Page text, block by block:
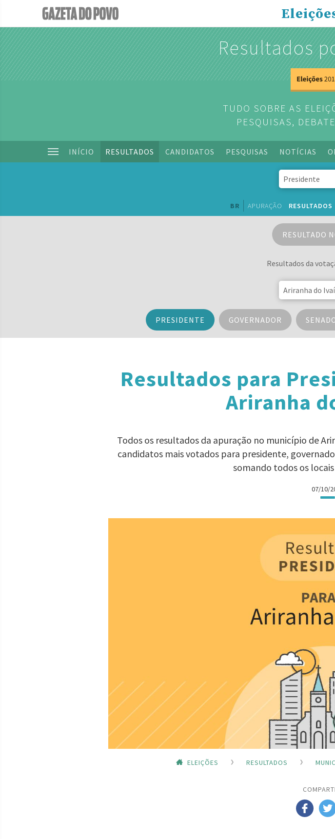
Resultados
TUDO SOBRE AS
PESQUISAS,
INÍCIO RESULTADOS CANDIDATOS PESQUISAS NOTÍCIAS
BR APURAÇÃO RESULTADOS
RESULTADO
Resultados da
PRESIDENTE GOVERNADOR
Resultados para
Ariranha
Todos os resultados da apuração no município de
candidatos mais votados para presidente,
somando todos os
07/10/
ELEIÇÕES RESULTADOS